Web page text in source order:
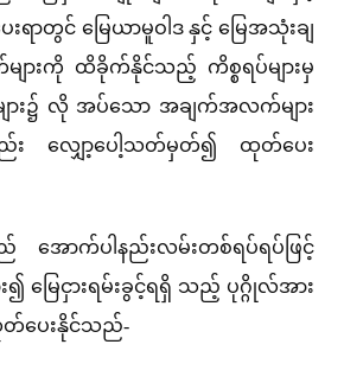
ရာတွင် မြေယာမူဝါဒ နှင့် မြေအသုံးချ
က်များကို ထိခိုက်နိုင်သည့် ကိစ္စရပ်များမှ
ား၌ လို အပ်သော အချက်အလက်များ
ည်း လျှော့ပေါ့သတ်မှတ်၍ ထုတ်ပေး
အောက်ပါနည်းလမ်းတစ်ရပ်ရပ်ဖြင့်
၍ မြေငှားရမ်းခွင့်ရရှိ သည့် ပုဂ္ဂိုလ်အား
တ်ပေးနိုင်သည်-